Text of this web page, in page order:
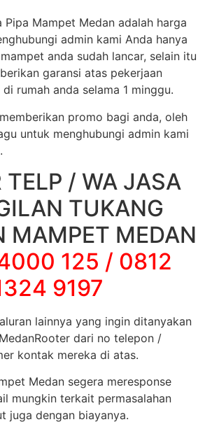
Pipa Mampet Medan adalah harga
admin kami Anda hanya
anda sudah lancar, selain itu
garansi atas pekerjaan
rumah anda selama 1 minggu.
promo bagi anda, oleh
untuk menghubungi admin kami
TELP / WA JASA
TUKANG
MAMPET MEDAN
125 / 0812
9197
lainnya yang ingin ditanyakan
dari no telepon /
kontak mereka di atas.
Medan segera meresponse
mungkin terkait permasalahan
juga dengan biayanya.